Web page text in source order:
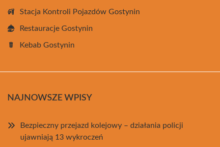
Stacja Kontroli Pojazdów Gostynin
Restauracje Gostynin
Kebab Gostynin
NAJNOWSZE WPISY
Bezpieczny przejazd kolejowy – działania policji
ujawniają 13 wykroczeń